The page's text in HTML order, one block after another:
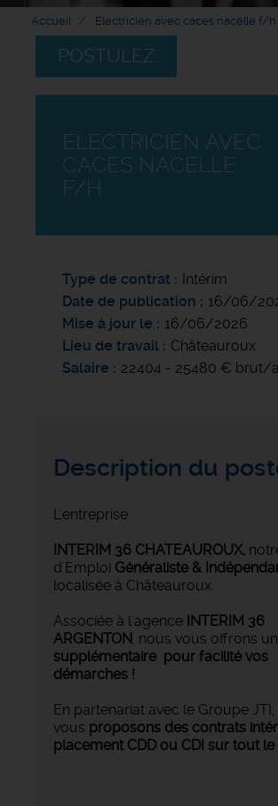
Accueil Electricien avec caces nacelle f/h
POSTULEZ
ELECTRICIEN AVEC
CACES NACELLE
F/H
Type de contrat
Intérim
Date de publication
16/06/
Mise à jour le
16/06/2026
Lieu de travail
Châteauroux
Salaire
22404 - 25480 € brut/
Description du
L'entreprise
INTERIM 36 CHATEAUROUX,
d'Emploi Généraliste &
localisée à Châteauroux.
Associée à l'agence INTERIM 36
ARGENTON, nous vous offrons
supplémentaire pour facilité vos
démarches !
En partenariat avec le Groupe
vous proposons des contrats
placement CDD ou CDI sur tout le